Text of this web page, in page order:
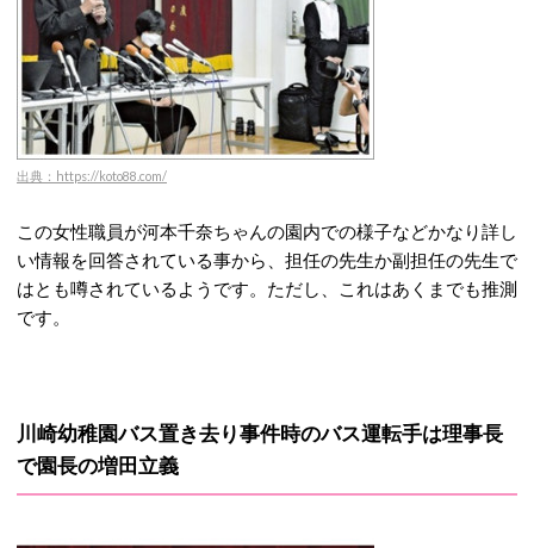
出典：https://koto88.com/
この女性職員が河本千奈ちゃんの園内での様子などかなり詳し
い情報を回答されている事から、担任の先生か副担任の先生で
はとも噂されているようです。ただし、これはあくまでも推測
です。
川崎幼稚園バス置き去り事件時のバス運転手は理事長
で園長の増田立義